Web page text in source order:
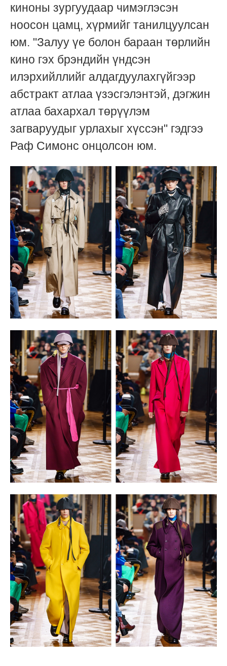
киноны зургуудаар чимэглэсэн
ноосон цамц, хүрмийг танилцуулсан
юм. "Залуу үе болон бараан төрлийн
кино гэх брэндийн үндсэн
илэрхийллийг алдагдуулахгүйгээр
абстракт атлаа үзэсгэлэнтэй, дэгжин
атлаа бахархал төрүүлэм
загваруудыг урлахыг хүссэн" гэдгээ
Раф Симонс онцолсон юм.